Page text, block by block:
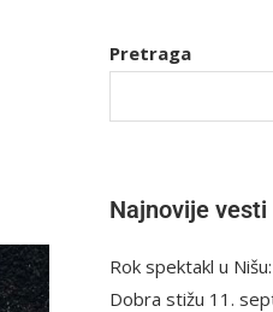
Pretraga
Najnovije vesti
Rok spektakl u
Dobra stižu 11.